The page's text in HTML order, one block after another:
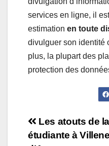
services en ligne, il
estimation en toute
divulguer son identité
plus, la plupart des
protection des
Navigation
Les atouts de
étudiante à